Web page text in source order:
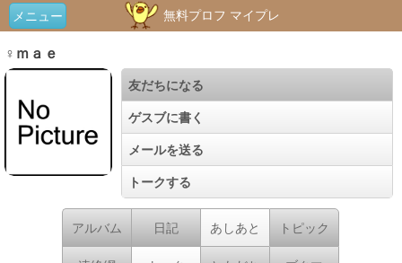
メニュー 無料プロフ マイプレ
♀ｍａｅ
友だちになる
ゲスブに書く
メールを送る
トークする
アルバム 日記 あしあと トピック